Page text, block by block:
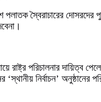
পলাতক স্বৈরাচারের
পরিচালনার দায়িত্ব
নির্বাচন’